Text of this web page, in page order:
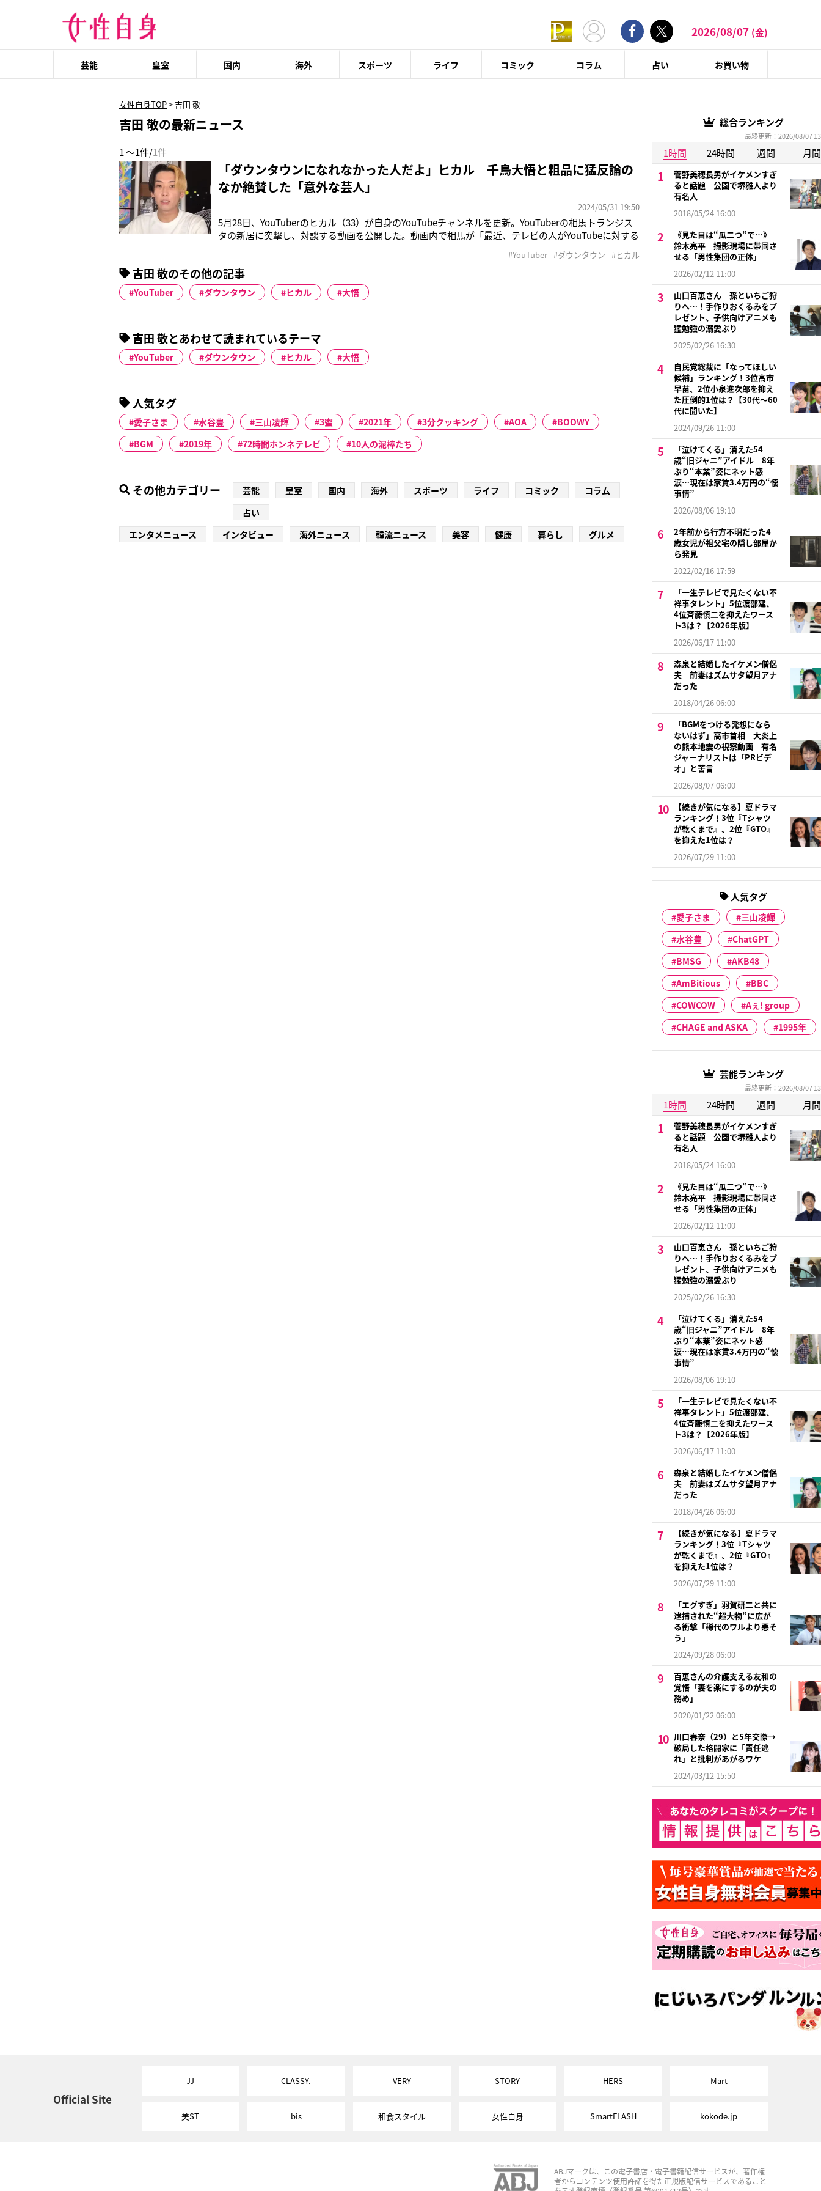
2026/08/07 (金)
芸能 皇室 国内 海外 スポーツ ライフ コミック コラム 占い お買い物
女性自身TOP>吉田 敬
吉田 敬の最新ニュース
1 ～1件/1件
「ダウンタウンになれなかった人だよ」ヒカル 千鳥大悟と粗品に猛反論の
なか絶賛した「意外な芸人」
2024/05/31 19:50
5月28日、YouTuberのヒカル（33）が自身のYouTubeチャンネルを更新。YouTuberの相馬トランジス
タの新居に突撃し、対談する動画を公開した。動画内で相馬が「最近、テレビの人がYouTubeに対する
ってましたよね。大悟さんがなんか子どもに『この人たちなんなの？』って言われたときに『パパにな
れ
#YouTuber #ダウンタウン #ヒカル
吉田 敬のその他の記事
YouTuber ダウンタウン ヒカル 大悟
吉田 敬とあわせて読まれているテーマ
YouTuber ダウンタウン ヒカル 大悟
人気タグ
愛子さま 水谷豊 三山凌輝 3蜜 2021年 3分クッキング AOA
BOOWY
BGM
2019年 72時間ホンネテレビ 10人の泥棒たち
その他カテゴリー 芸能 皇室 国内 海外 スポーツ ライフ コミック
コラム
占い
エンタメニュース
インタビュー 海外ニュース 韓流ニュース 美容 健康 暮らし グルメ
総合ランキング
最終更新：2026/08/07
1時間 24時間 週間 月間
菅野美穂長男がイケメンすぎ
ると話題 公園で堺雅人より
有名人
2018/05/24 16:00
《見た目は“瓜二つ”で…》
鈴木亮平 撮影現場に帯同さ
せる「男性集団の正体」
2026/02/12 11:00
山口百恵さん 孫といちご狩
りへ…！手作りおくるみをプ
レゼント、子供向けアニメも
猛勉強の溺愛ぶり
2025/02/26 16:30
自民党総裁に「なってほしい
候補」ランキング！3位高市
早苗、2位小泉進次郎を抑え
た圧倒的1位は？【30代〜60
代に聞いた】
2024/09/26 11:00
「泣けてくる」消えた54
歳“旧ジャニ”アイドル 8年
ぶり“本業”姿にネット感
涙…現在は家賃3.4万円の“懐
事情”
2026/08/06 19:10
2年前から行方不明だった4
歳女児が祖父宅の隠し部屋か
ら発見
2022/02/16 17:59
「一生テレビで見たくない不
祥事タレント」5位渡部建、
4位斉藤慎二を抑えたワース
ト3は？【2026年版】
2026/06/17 11:00
森泉と結婚したイケメン僧侶
夫 前妻はズムサタ望月アナ
だった
2018/04/26 06:00
「BGMをつける発想になら
ないはず」高市首相 大炎上
の熊本地震の視察動画 有名
ジャーナリストは「PRビデ
オ」と苦言
2026/08/07 06:00
【続きが気になる】夏ドラマ
ランキング！3位『Tシャツ
が乾くまで』、2位『GTO』
を抑えた1位は？
2026/07/29 11:00
人気タグ
愛子さま
三山凌輝
水谷豊
ChatGPT
BMSG
AKB48
AmBitious
BBC
COWCOW
Aぇ! group
CHAGE and ASKA
1995年
芸能ランキング
最終更新：2026/08/07
1時間 24時間 週間 月間
菅野美穂長男がイケメンすぎ
ると話題 公園で堺雅人より
有名人
2018/05/24 16:00
《見た目は“瓜二つ”で…》
鈴木亮平 撮影現場に帯同さ
せる「男性集団の正体」
2026/02/12 11:00
山口百恵さん 孫といちご狩
りへ…！手作りおくるみをプ
レゼント、子供向けアニメも
猛勉強の溺愛ぶり
2025/02/26 16:30
「泣けてくる」消えた54
歳“旧ジャニ”アイドル 8年
ぶり“本業”姿にネット感
涙…現在は家賃3.4万円の“懐
事情”
2026/08/06 19:10
「一生テレビで見たくない不
祥事タレント」5位渡部建、
4位斉藤慎二を抑えたワース
ト3は？【2026年版】
2026/06/17 11:00
森泉と結婚したイケメン僧侶
夫 前妻はズムサタ望月アナ
だった
2018/04/26 06:00
【続きが気になる】夏ドラマ
ランキング！3位『Tシャツ
が乾くまで』、2位『GTO』
を抑えた1位は？
2026/07/29 11:00
「エグすぎ」羽賀研二と共に
逮捕された“超大物”に広が
る衝撃「稀代のワルより悪そ
う」
2024/09/28 06:00
百恵さんの介護支える友和の
覚悟「妻を楽にするのが夫の
務め」
2020/01/22 06:00
川口春奈（29）と5年交際→
破局した格闘家に「責任逃
れ」と批判があがるワケ
2024/03/12 15:50
Official Site
JJ CLASSY. VERY STORY HERS Mart
美ST bis 和食スタイル 女性自身 SmartFLASH kokode.jp
ABJマークは、この電子書店・電子書籍配信サービスが、著作権
者からコンテンツ使用許諾を得た正規版配信サービスであること